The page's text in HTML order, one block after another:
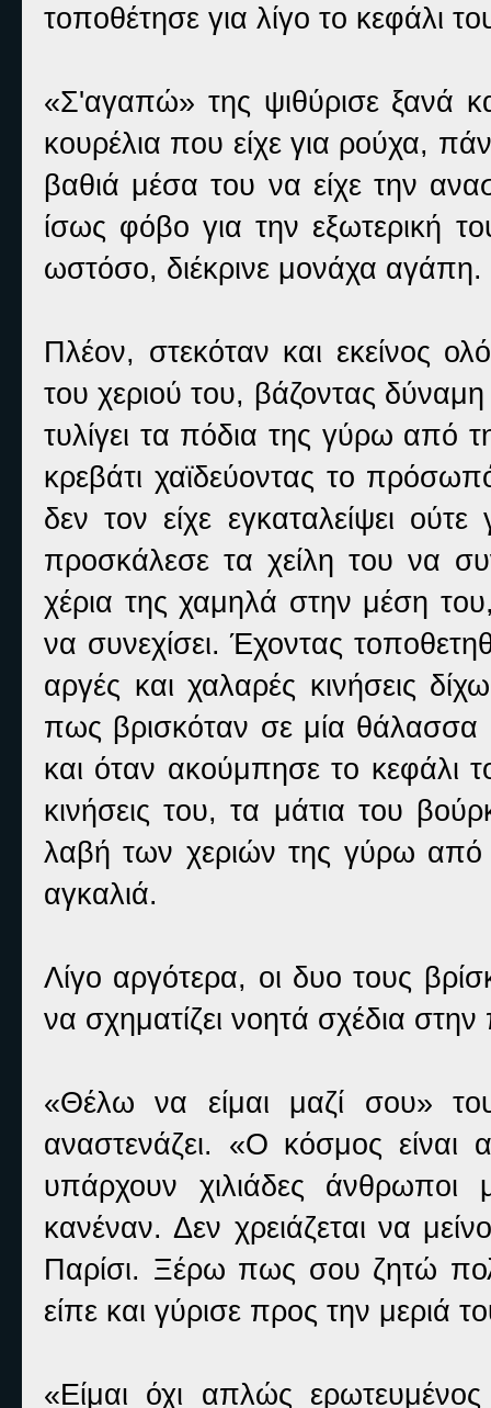
τοποθέτησε για λίγο το κεφάλι
«Σ'αγαπώ» της ψιθύρισε ξανά
κουρέλια που είχε για ρούχα,
βαθιά μέσα του να είχε την
ίσως φόβο για την εξωτερική
ωστόσο, διέκρινε μονάχα αγάπη.
Πλέον, στεκόταν και εκείνος
του χεριού του, βάζοντας
τυλίγει τα πόδια της γύρω από
κρεβάτι χαϊδεύοντας το
δεν τον είχε εγκαταλείψει
προσκάλεσε τα χείλη του να
χέρια της χαμηλά στην μέση
να συνεχίσει. Έχοντας
αργές και χαλαρές κινήσεις
πως βρισκόταν σε μία
και όταν ακούμπησε το κεφάλι
κινήσεις του, τα μάτια του
λαβή των χεριών της γύρω
αγκαλιά.
Λίγο αργότερα, οι δυο τους
να σχηματίζει νοητά σχέδια στην
«Θέλω να είμαι μαζί σου»
αναστενάζει. «Ο κόσμος είναι
υπάρχουν χιλιάδες
κανέναν. Δεν χρειάζεται να
Παρίσι. Ξέρω πως σου ζητώ
είπε και γύρισε προς την μεριά
«Είμαι όχι απλώς